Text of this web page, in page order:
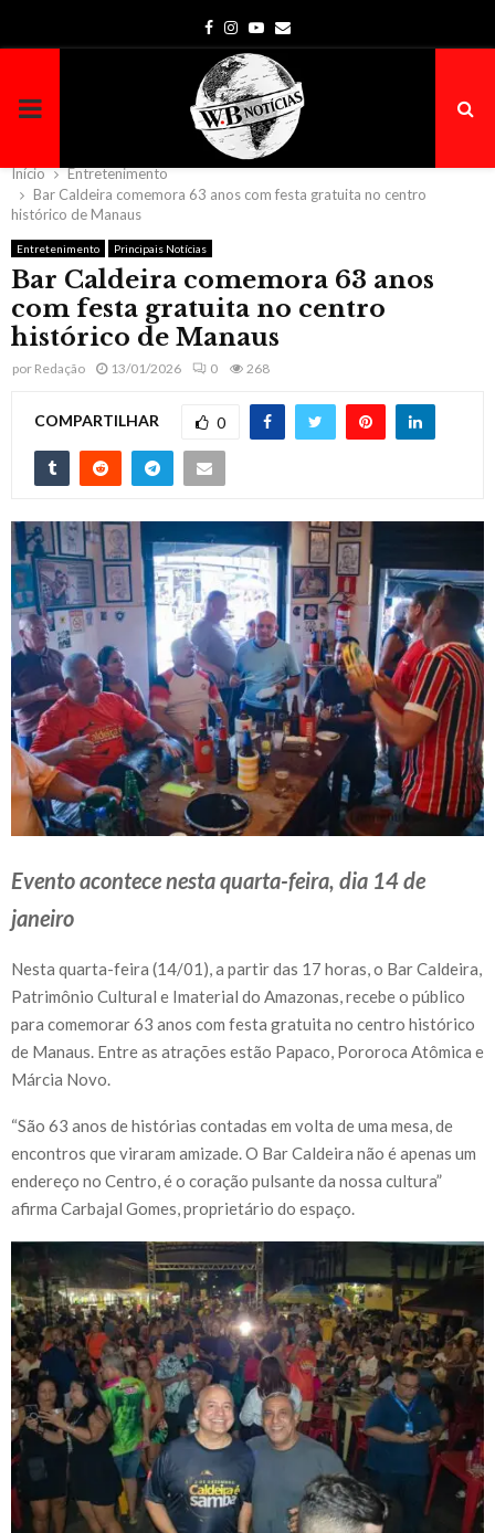
Facebook
Instagram
Youtube
Email
PRIMARY
MENU
Início
Entretenimento
Bar Caldeira comemora 63 anos com festa gratuita no centro
histórico de Manaus
Entretenimento Principais Notícias
Bar Caldeira comemora 63 anos
com festa gratuita no centro
histórico de Manaus
por Redação 13/01/2026 0 268
COMPARTILHAR 0
Evento acontece nesta quarta-feira, dia 14 de
janeiro
Nesta quarta-feira (14/01), a partir das 17 horas, o Bar Caldeira,
Patrimônio Cultural e Imaterial do Amazonas, recebe o público
para comemorar 63 anos com festa gratuita no centro histórico
de Manaus. Entre as atrações estão Papaco, Pororoca Atômica e
Márcia Novo.
“São 63 anos de histórias contadas em volta de uma mesa, de
encontros que viraram amizade. O Bar Caldeira não é apenas um
endereço no Centro, é o coração pulsante da nossa cultura”
afirma Carbajal Gomes, proprietário do espaço.